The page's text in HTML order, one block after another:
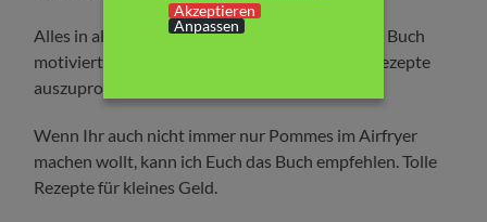
Alles in allem ist es eine gute Mischung und das Buch
motiviert mich sehr, die vielen verschiedenen Rezepte
auszuprobieren.
Wenn Ihr auch nicht immer nur Pommes im Airfryer
machen wollt, kann ich Euch das Buch empfehlen. Tolle
Rezepte für kleines Geld.
Akzeptieren
Anpassen